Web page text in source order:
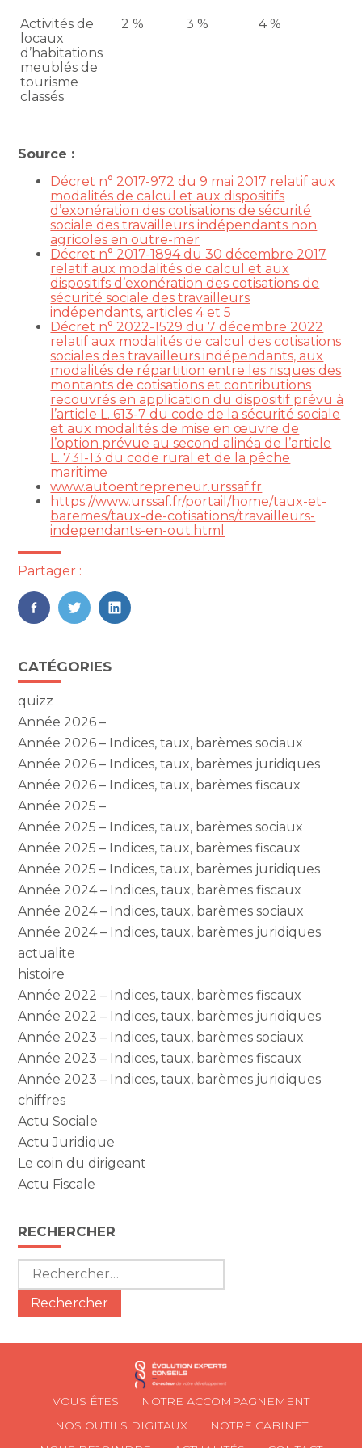
Activités de
locaux
d’habitations
meublés de
tourisme
classés
2 % 3 % 4 %
Source :
Décret n° 2017-972 du 9 mai 2017 relatif aux
modalités de calcul et aux dispositifs
d’exonération des cotisations de sécurité
sociale des travailleurs indépendants non
agricoles en outre-mer
Décret n° 2017-1894 du 30 décembre 2017
relatif aux modalités de calcul et aux
dispositifs d’exonération des cotisations de
sécurité sociale des travailleurs
indépendants, articles 4 et 5
Décret n° 2022-1529 du 7 décembre 2022
relatif aux modalités de calcul des cotisations
sociales des travailleurs indépendants, aux
modalités de répartition entre les risques des
montants de cotisations et contributions
recouvrés en application du dispositif prévu à
l’article L. 613-7 du code de la sécurité sociale
et aux modalités de mise en œuvre de
l’option prévue au second alinéa de l’article
L. 731-13 du code rural et de la pêche
maritime
www.autoentrepreneur.urssaf.fr
https://www.urssaf.fr/portail/home/taux-et-
baremes/taux-de-cotisations/travailleurs-
independants-en-out.html
Partager :
FaceBook
TwitterLinkedIn
Blog
sidebar
CATÉGORIES
quizz
Année 2026 –
Année 2026 – Indices, taux, barèmes sociaux
Année 2026 – Indices, taux, barèmes juridiques
Année 2026 – Indices, taux, barèmes fiscaux
Année 2025 –
Année 2025 – Indices, taux, barèmes sociaux
Année 2025 – Indices, taux, barèmes fiscaux
Année 2025 – Indices, taux, barèmes juridiques
Année 2024 – Indices, taux, barèmes fiscaux
Année 2024 – Indices, taux, barèmes sociaux
Année 2024 – Indices, taux, barèmes juridiques
actualite
histoire
Année 2022 – Indices, taux, barèmes fiscaux
Année 2022 – Indices, taux, barèmes juridiques
Année 2023 – Indices, taux, barèmes sociaux
Année 2023 – Indices, taux, barèmes fiscaux
Année 2023 – Indices, taux, barèmes juridiques
chiffres
Actu Sociale
Actu Juridique
Le coin du dirigeant
Actu Fiscale
RECHERCHER
Rechercher :
FooterVOUS ÊTES
NOTRE ACCOMPAGNEMENT
NOS OUTILS DIGITAUX
NOTRE CABINET